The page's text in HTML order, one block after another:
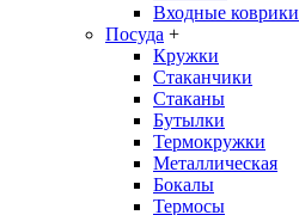
Входные коврики
Посуда +
Кружки
Стаканчики
Стаканы
Бутылки
Термокружки
Металлическая
Бокалы
Термосы